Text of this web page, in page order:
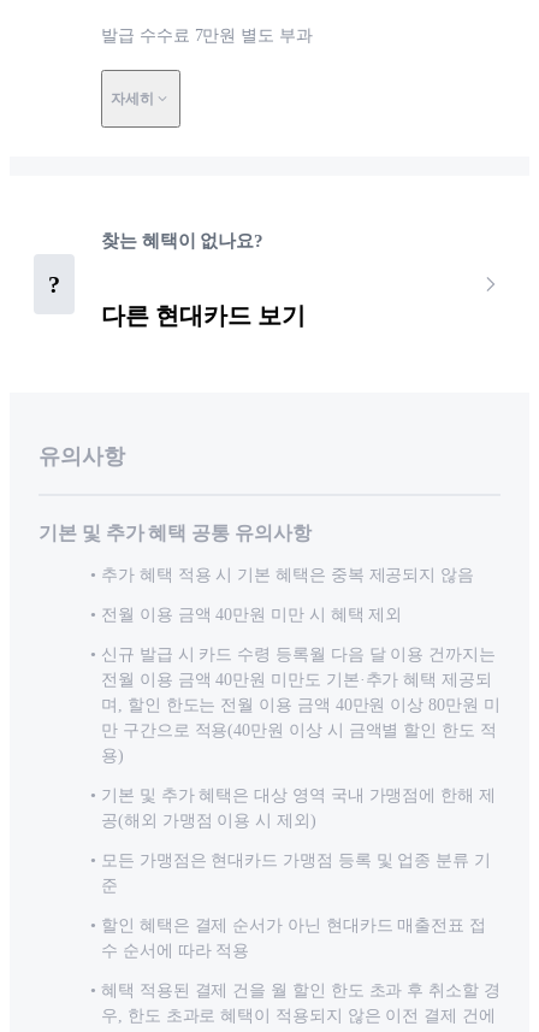
발급 수수료 7만원 별도 부과
자세히
?
찾는 혜택이 없나요?
다른 현대카드 보기
유의사항
기본 및 추가 혜택 공통 유의사항
추가 혜택 적용 시 기본 혜택은 중복 제공되지 않음
전월 이용 금액 40만원 미만 시 혜택 제외
신규 발급 시 카드 수령 등록월 다음 달 이용 건까지는
전월 이용 금액 40만원 미만도 기본·추가 혜택 제공되
며, 할인 한도는 전월 이용 금액 40만원 이상 80만원 미
만 구간으로 적용(40만원 이상 시 금액별 할인 한도 적
용)
기본 및 추가 혜택은 대상 영역 국내 가맹점에 한해 제
공(해외 가맹점 이용 시 제외)
모든 가맹점은 현대카드 가맹점 등록 및 업종 분류 기
준
할인 혜택은 결제 순서가 아닌 현대카드 매출전표 접
수 순서에 따라 적용
혜택 적용된 결제 건을 월 할인 한도 초과 후 취소할 경
우, 한도 초과로 혜택이 적용되지 않은 이전 결제 건에